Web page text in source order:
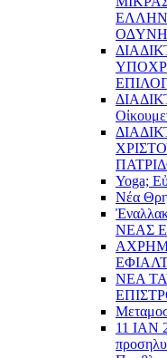
Yoga;
Νέα
ΝΕΑΣ
ΝΕΑ
11 ΙΑΝ